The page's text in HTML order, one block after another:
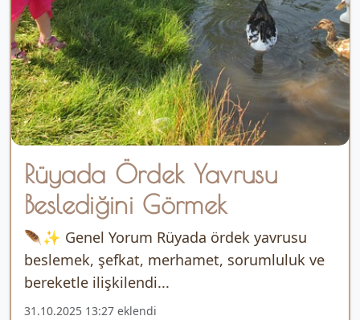
Rüyada Ördek Yavrusu
Beslediğini Görmek
🪶✨ Genel Yorum Rüyada ördek yavrusu
beslemek, şefkat, merhamet, sorumluluk ve
bereketle ilişkilendi...
31.10.2025 13:27 eklendi